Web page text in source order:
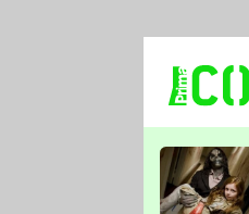
TŘESKU
FUTURAMA